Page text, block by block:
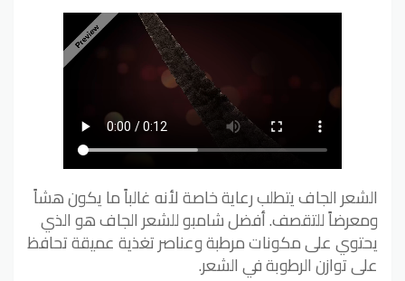
الشعر الجاف يتطلب رعاية خاصة لأنه غالباً ما يكون هشاً
ومعرضاً للتقصف. أفضل شامبو للشعر الجاف هو الذي
يحتوي على مكونات مرطبة وعناصر تغذية عميقة تحافظ
على توازن الرطوبة في الشعر.